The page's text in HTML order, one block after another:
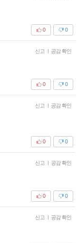
0
0
신고 | 공감 확인
0
0
신고 | 공감 확인
0
0
신고 | 공감 확인
0
0
신고 | 공감 확인